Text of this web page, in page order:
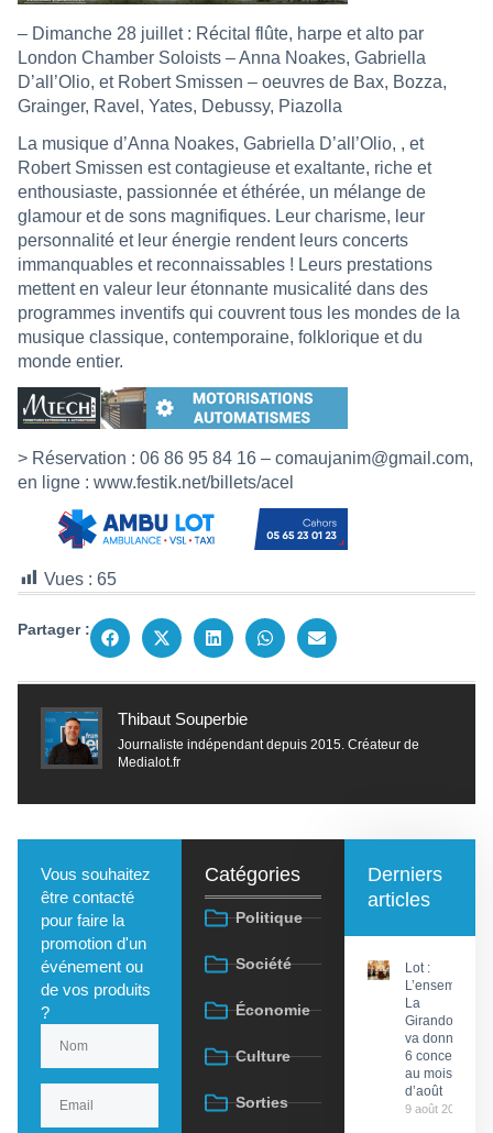
– Dimanche 28 juillet : Récital flûte, harpe et alto par
London Chamber Soloists – Anna Noakes, Gabriella
D’all’Olio, et Robert Smissen – oeuvres de Bax, Bozza,
Grainger, Ravel, Yates, Debussy, Piazolla
La musique d’Anna Noakes, Gabriella D’all’Olio, , et
Robert Smissen est contagieuse et exaltante, riche et
enthousiaste, passionnée et éthérée, un mélange de
glamour et de sons magnifiques. Leur charisme, leur
personnalité et leur énergie rendent leurs concerts
immanquables et reconnaissables ! Leurs prestations
mettent en valeur leur étonnante musicalité dans des
programmes inventifs qui couvrent tous les mondes de la
musique classique, contemporaine, folklorique et du
monde entier.
> Réservation : 06 86 95 84 16 – comaujanim@gmail.com,
en ligne : www.festik.net/billets/acel
Vues : 65
Partager :
Thibaut Souperbie
Journaliste indépendant depuis 2015. Créateur de
Medialot.fr
Vous souhaitez
être contacté
pour faire la
promotion d'un
événement ou
de vos produits
?
Catégories
Politique
Société
Économie
Culture
Sorties
Derniers
articles
Lot :
L’ensemble
La
Girandola
va donner
6 concerts
au mois
d’août
9 août 2026